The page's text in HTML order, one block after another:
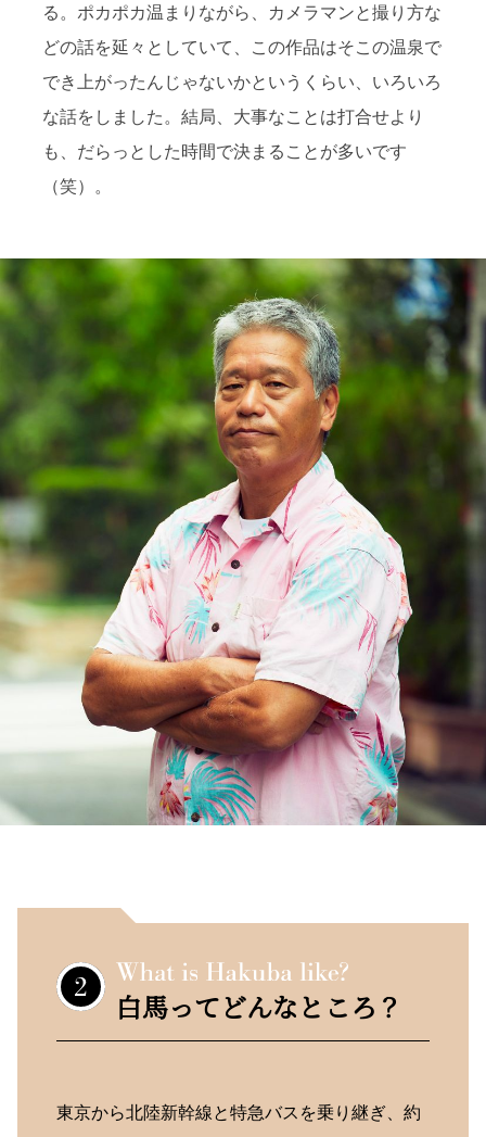
る。ポカポカ温まりながら、カメラマンと撮り方な
どの話を延々としていて、この作品はそこの温泉で
でき上がったんじゃないかというくらい、いろいろ
な話をしました。結局、大事なことは打合せより
も、だらっとした時間で決まることが多いです
（笑）。
白馬ってどんなところ？
東京から北陸新幹線と特急バスを乗り継ぎ、約